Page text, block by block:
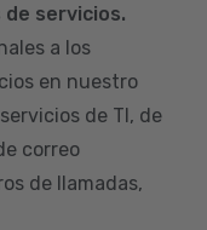
servicios.
a los
en nuestro
de TI, de
correo
de llamadas,